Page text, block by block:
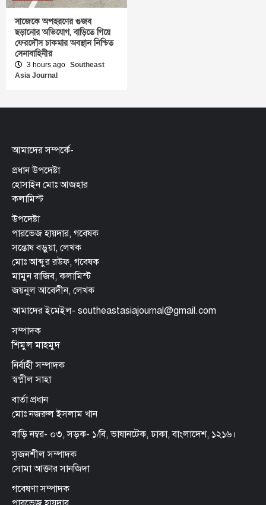
সাজেকে অপহরণের গুজব
ছড়ানোর অভিযোগ, বাড়িতে গিয়ে
ফেরদৌস চাকমার অবস্থান নিশ্চিত
সেনাবাহিনীর
3 hours ago Southeast
Asia Journal
আমাদের সম্পর্কে-
প্রধান উপদেষ্টা
হোসাইন মোঃ আজহার
কলামিস্ট
উপদেষ্টা
পারভেজ হায়দার, গবেষক
সন্তোষ বড়ুয়া, লেখক
মোঃ আব্দুর রউফ, গবেষক
মামুন রাজিব, কলামিস্ট
জয়নুল আবেদীন, লেখক
আমাদের ইমেইল- southeastasiajournal@gmail.com
সম্পাদক
শিমুল মাহমুদ
নির্বাহী সম্পাদক
স্বপ্নীল সাহা
বার্তা প্রধান
মোঃ নজরুল ইসলাম খান
বাড়ি নম্বর- ০৩, সড়ক- ১/বি, ভাষানটেক, ঢাকা, বাংলাদেশ, ১২১৬।
সৃজনশীল সম্পাদক
সোমা আক্তার সানজিদা
গবেষণা সম্পাদক